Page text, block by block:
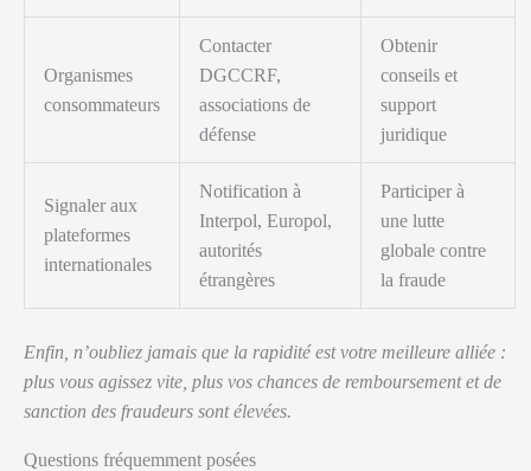
Organismes
consommateurs
Contacter
DGCCRF,
associations de
défense
Obtenir
conseils et
support
juridique
Signaler aux
plateformes
internationales
Notification à
Interpol, Europol,
autorités
étrangères
Participer à
une lutte
globale contre
la fraude
Enfin, n’oubliez jamais que la rapidité est votre meilleure alliée :
plus vous agissez vite, plus vos chances de remboursement et de
sanction des fraudeurs sont élevées.
Questions fréquemment posées